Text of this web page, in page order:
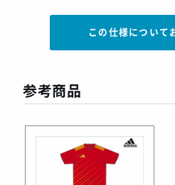
この仕様について
参考商品